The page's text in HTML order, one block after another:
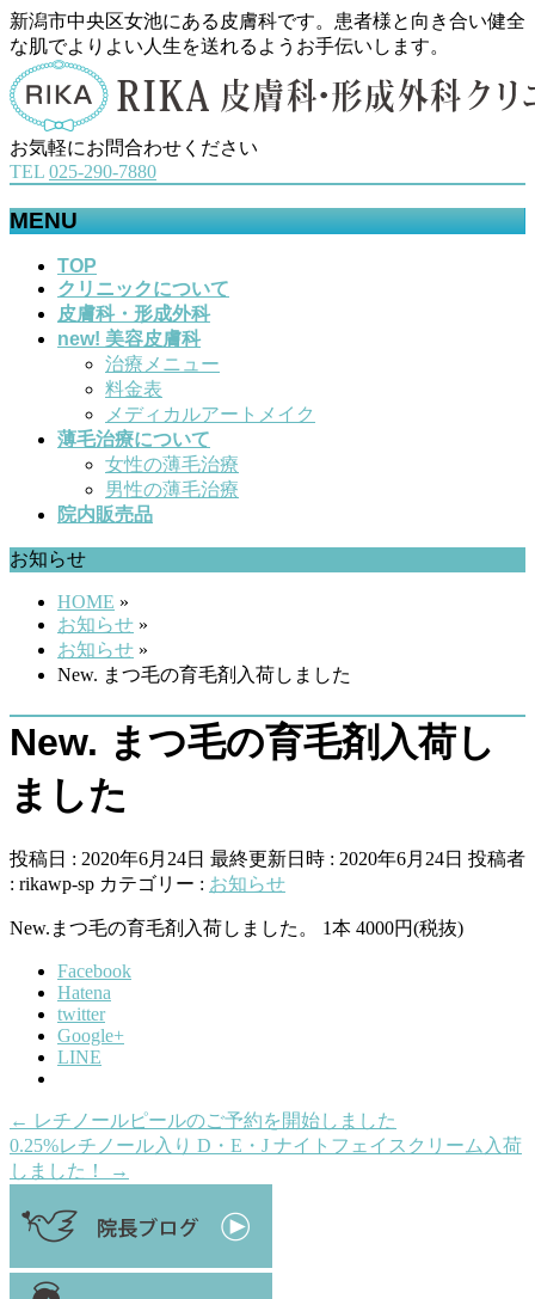
新潟市中央区女池にある皮膚科です。患者様と向き合い健全
な肌でよりよい人生を送れるようお手伝いします。
お気軽にお問合わせください
TEL 025-290-7880
MENU
TOP
クリニックについて
皮膚科・形成外科
new! 美容皮膚科
治療メニュー
料金表
メディカルアートメイク
薄毛治療について
女性の薄毛治療
男性の薄毛治療
院内販売品
お知らせ
HOME »
お知らせ »
お知らせ »
New. まつ毛の育毛剤入荷しました
New. まつ毛の育毛剤入荷し
ました
投稿日 : 2020年6月24日 最終更新日時 : 2020年6月24日 投稿者
: rikawp-sp カテゴリー : お知らせ
New.まつ毛の育毛剤入荷しました。 1本 4000円(税抜)
Facebook
Hatena
twitter
Google+
LINE
← レチノールピールのご予約を開始しました
0.25%レチノール入り D・E・J ナイトフェイスクリーム入荷
しました！
→